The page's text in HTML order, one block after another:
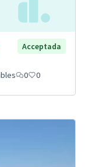
Acceptada
0 0